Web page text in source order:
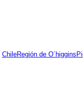
ChileRegión de O´higgins